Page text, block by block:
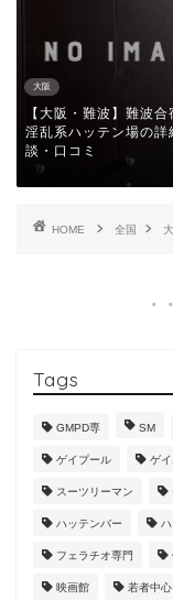
大阪
【大阪・難波】難波合
淫乱系ハッテン場の詳
談・口コミ
HOME 全国
Tags
GMPD専 SM
ゲイプール ゲ
スーツリーマン
ハッテンバー
フェラチオ専門
映画館 若者中心